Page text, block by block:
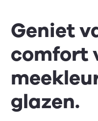
Geniet
comfort
glazen.